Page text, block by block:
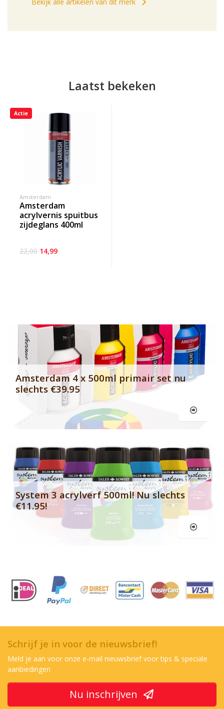
Laatst bekeken
Actie
Amsterdam
amsterdam
acrylvernis spuitbus
zijdeglans 400ml
22,00 14,99
Banner row 2
Amsterdam 4 x 500ml primair set nu
slechts €39.95
System 3 acrylverf 500ml! Nu slechts
€11.95!
Schrijf je in voor de nieuwsbrief!
Meld je aan voor onze e-mail nieuwsbrief voor tips & speciale
aanbiedingen
Nu inschrijven